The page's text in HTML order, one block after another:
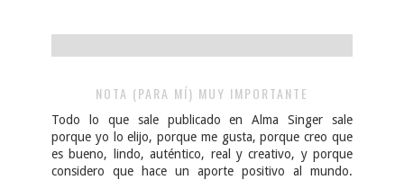
NOTA (PARA MÍ) MUY IMPORTANTE
Todo lo que sale publicado en Alma Singer sale
porque yo lo elijo, porque me gusta, porque creo que
es bueno, lindo, auténtico, real y creativo, y porque
considero que hace un aporte positivo al mundo.